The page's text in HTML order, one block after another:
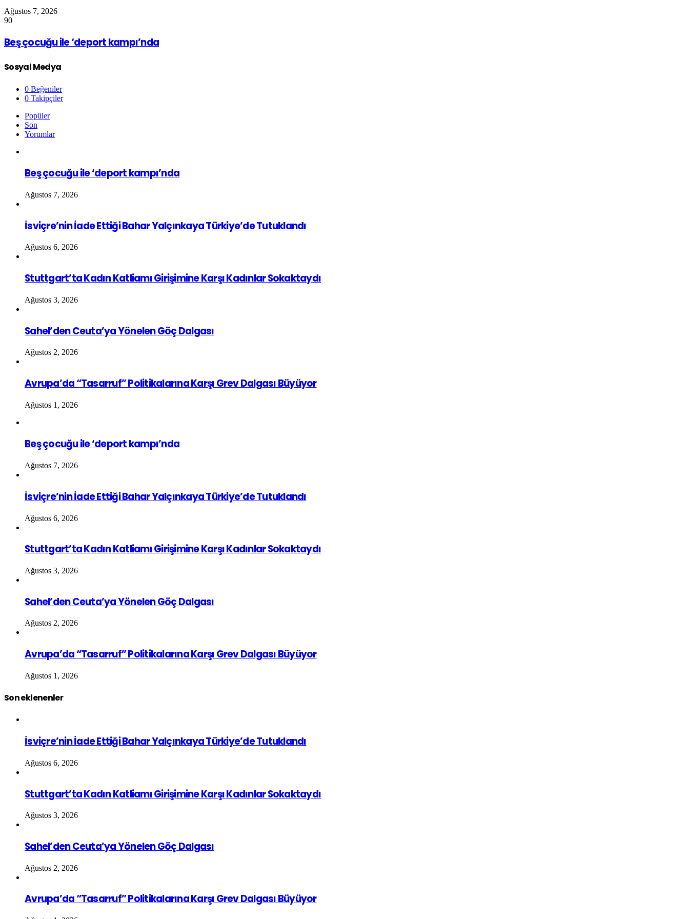
Ağustos 7, 2026
90
Beş çocuğu ile ‘deport kampı’nda
Sosyal Medya
0 Beğeniler
0 Takipçiler
Popüler
Son
Yorumlar
Beş çocuğu ile ‘deport kampı’nda
Ağustos 7, 2026
İsviçre’nin İade Ettiği Bahar Yalçınkaya Türkiye’de Tutuklandı
Ağustos 6, 2026
Stuttgart’ta Kadın Katliamı Girişimine Karşı Kadınlar Sokaktaydı
Ağustos 3, 2026
Sahel’den Ceuta’ya Yönelen Göç Dalgası
Ağustos 2, 2026
Avrupa’da “Tasarruf” Politikalarına Karşı Grev Dalgası Büyüyor
Ağustos 1, 2026
Beş çocuğu ile ‘deport kampı’nda
Ağustos 7, 2026
İsviçre’nin İade Ettiği Bahar Yalçınkaya Türkiye’de Tutuklandı
Ağustos 6, 2026
Stuttgart’ta Kadın Katliamı Girişimine Karşı Kadınlar Sokaktaydı
Ağustos 3, 2026
Sahel’den Ceuta’ya Yönelen Göç Dalgası
Ağustos 2, 2026
Avrupa’da “Tasarruf” Politikalarına Karşı Grev Dalgası Büyüyor
Ağustos 1, 2026
Son eklenenler
İsviçre’nin İade Ettiği Bahar Yalçınkaya Türkiye’de Tutuklandı
Ağustos 6, 2026
Stuttgart’ta Kadın Katliamı Girişimine Karşı Kadınlar Sokaktaydı
Ağustos 3, 2026
Sahel’den Ceuta’ya Yönelen Göç Dalgası
Ağustos 2, 2026
Avrupa’da “Tasarruf” Politikalarına Karşı Grev Dalgası Büyüyor